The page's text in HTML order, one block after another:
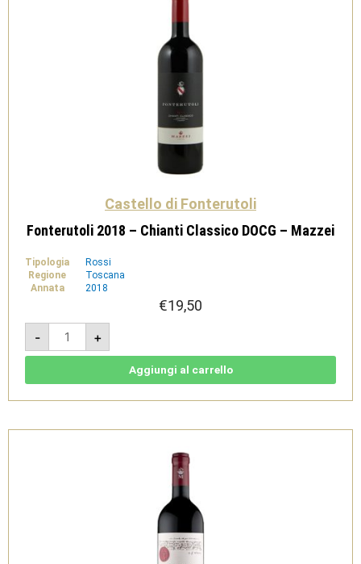
Castello di Fonterutoli
Fonterutoli 2018 – Chianti Classico DOCG – Mazzei
Tipologia
Rossi
Regione
Toscana
Annata
2018
€19,50
-
Fonterutoli
2018
-
Chianti
Mazzei
+
Aggiungi al carrello